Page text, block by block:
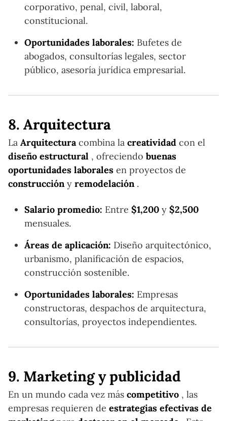
corporativo, penal, civil, laboral,
constitucional.
Oportunidades laborales: Bufetes de
abogados, consultorías legales, sector
público, asesoría jurídica empresarial.
8. Arquitectura
La Arquitecturacombina la creatividad con el
diseño estructural , ofreciendo buenas
oportunidades laborales en proyectos de
construccióny remodelación.
Salario promedio: Entre $1,200 y $2,500
mensuales.
Áreas de aplicación: Diseño arquitectónico,
urbanismo, planificación de espacios,
construcción sostenible.
Oportunidades laborales: Empresas
constructoras, despachos de arquitectura,
consultorías, proyectos independientes.
9. Marketing y publicidad
En un mundo cada vez más competitivo , las
empresas requieren de estrategias efectivas de